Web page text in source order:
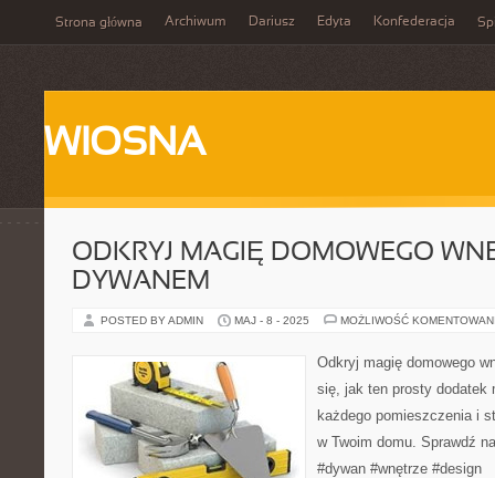
Strona główna Archiwum Dariusz Edyta Konfederacja
WIOSNA
ODKRYJ MAGIĘ DOMOWEGO
DYWANEM
POSTED BY ADMIN MAJ - 8 - 2025 MOŻLIWOŚĆ
Odkryj magię domowego
się, jak ten prosty dodatek
każdego pomieszczenia i
w Twoim domu. Sprawdź
#dywan #wnętrze #design